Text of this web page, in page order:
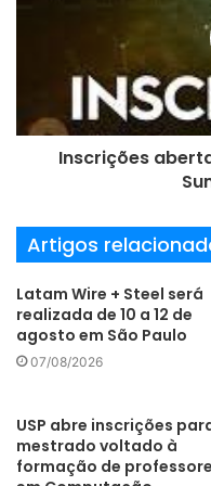
Inscrições
Artigos
Latam Wire + Steel será
realizada de 10 a 12 de
agosto em São Paulo
07/08/2026
USP abre inscrições
mestrado voltado à
formação de